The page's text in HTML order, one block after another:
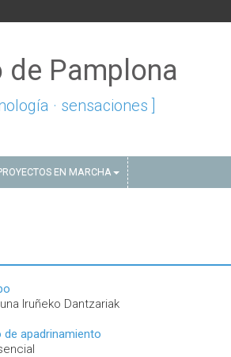
de Pamplona
· sensaciones ]
EN MARCHA
Iruñeko Dantzariak
de apadrinamiento